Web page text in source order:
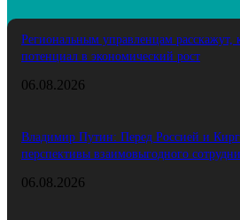
Региональным управленцам расскажут,
потенциал в экономический рост
06.08.2026
Владимир Путин: Перед Россией и
перспективы взаимовыгодного
06.08.2026